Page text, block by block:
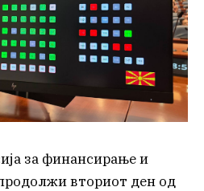
за финансирање и
вториот ден од